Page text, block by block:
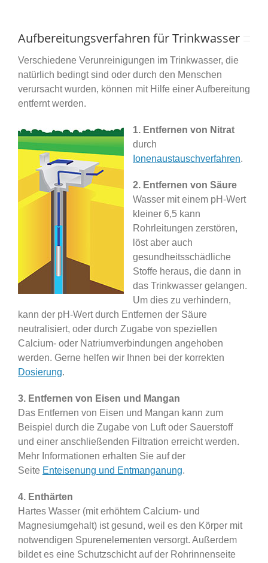
Aufbereitungsverfahren für Trinkwasser
Verschiedene Verunreinigungen im Trinkwasser, die
natürlich bedingt sind oder durch den Menschen
verursacht wurden, können mit Hilfe einer Aufbereitung
entfernt werden.
1. Entfernen von Nitrat
durch
Ionenaustauschverfahren.
2. Entfernen von Säure
Wasser mit einem pH-Wert
kleiner 6,5 kann
Rohrleitungen zerstören,
löst aber auch
gesundheitsschädliche
Stoffe heraus, die dann in
das Trinkwasser gelangen.
Um dies zu verhindern,
kann der pH-Wert durch Entfernen der Säure
neutralisiert, oder durch Zugabe von speziellen
Calcium- oder Natriumverbindungen angehoben
werden. Gerne helfen wir Ihnen bei der korrekten
Dosierung.
3. Entfernen von Eisen und Mangan
Das Entfernen von Eisen und Mangan kann zum
Beispiel durch die Zugabe von Luft oder Sauerstoff
und einer anschließenden Filtration erreicht werden.
Mehr Informationen erhalten Sie auf der
Seite Enteisenung und Entmanganung.
4. Enthärten
Hartes Wasser (mit erhöhtem Calcium- und
Magnesiumgehalt) ist gesund, weil es den Körper mit
notwendigen Spurenelementen versorgt. Außerdem
bildet es eine Schutzschicht auf der Rohrinnenseite